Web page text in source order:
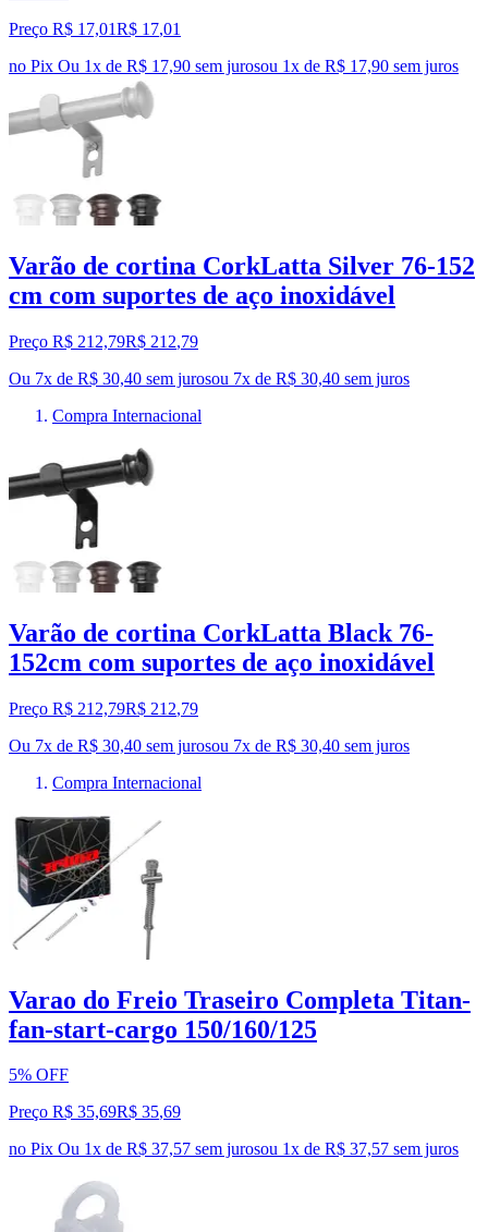
Preço R$ 17,01R$ 17,01
no Pix Ou 1x de R$ 17,90 sem jurosou 1x de R$ 17,90 sem juros
Varão de cortina CorkLatta Silver 76-152
cm com suportes de aço inoxidável
Preço R$ 212,79R$ 212,79
Ou 7x de R$ 30,40 sem jurosou 7x de R$ 30,40 sem juros
Compra Internacional
Varão de cortina CorkLatta Black 76-
152cm com suportes de aço inoxidável
Preço R$ 212,79R$ 212,79
Ou 7x de R$ 30,40 sem jurosou 7x de R$ 30,40 sem juros
Compra Internacional
Varao do Freio Traseiro Completa Titan-
fan-start-cargo 150/160/125
5% OFF
Preço R$ 35,69R$ 35,69
no Pix Ou 1x de R$ 37,57 sem jurosou 1x de R$ 37,57 sem juros